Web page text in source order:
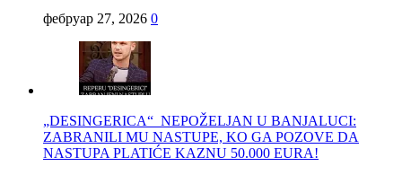
фебруар 27, 2026 0
„DESINGERICA“ NEPOŽELJAN U BANJALUCI:
ZABRANILI MU NASTUPE, KO GA POZOVE DA
NASTUPA PLATIĆE KAZNU 50.000 EURA!